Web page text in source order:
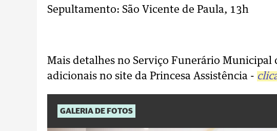
Sepultamento: São Vicente de Paula, 13h
Mais detalhes no Serviço Funerário Municipal
adicionais no site da Princesa Assistência -
GALERIA DE FOTOS